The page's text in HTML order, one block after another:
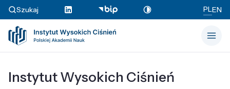
Szukaj PLEN
Instytut Wysokich Ciśnień